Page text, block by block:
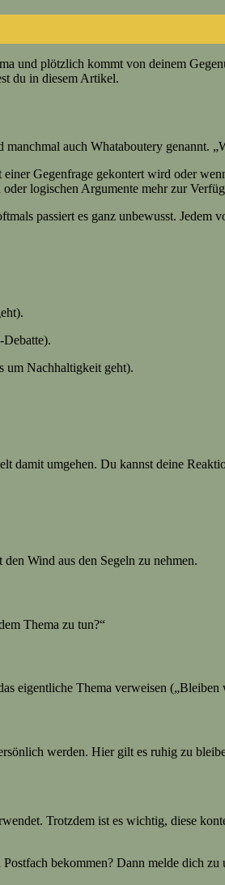
und plötzlich kommt von deinem
du in diesem Artikel.
auch Whataboutery genannt.
Gegenfrage gekontert wird oder
logischen Argumente mehr zur
passiert es ganz unbewusst. Jedem
um Nachhaltigkeit geht).
damit umgehen. Du kannst deine
Wind aus den Segeln zu nehmen.
Thema zu tun?“
eigentliche Thema verweisen („Bleiben
werden. Hier gilt es ruhig zu
Trotzdem ist es wichtig, diese
bekommen? Dann melde dich